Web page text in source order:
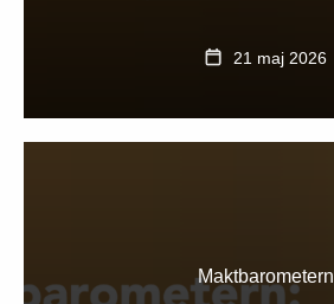
21 maj 2026
Maktbarometern